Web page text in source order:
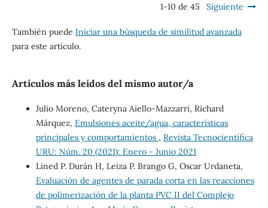
1-10 de 45 Siguiente
También puede Iniciar una búsqueda de similitud avanzada
para este artículo.
Artículos más leídos del mismo autor/a
Julio Moreno, Cateryna Aiello-Mazzarri, Richard
Márquez, Emulsiones aceite/agua, características
principales y comportamientos , Revista Tecnocientífica
URU: Núm. 20 (2021): Enero - Junio 2021
Lined P. Durán H, Leiza P. Brango G, Oscar Urdaneta,
Evaluación de agentes de parada corta en las reacciones
de polimerización de la planta PVC II del Complejo